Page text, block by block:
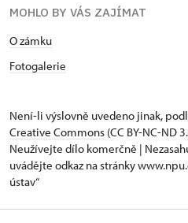
MOHLO BY VÁS ZAJÍMAT
O zámku
Fotogalerie
Není-li výslovně uvedeno jinak,
Creative Commons (CC BY-NC-ND
Neužívejte dílo komerčně |
uvádějte odkaz na stránky
ústav“